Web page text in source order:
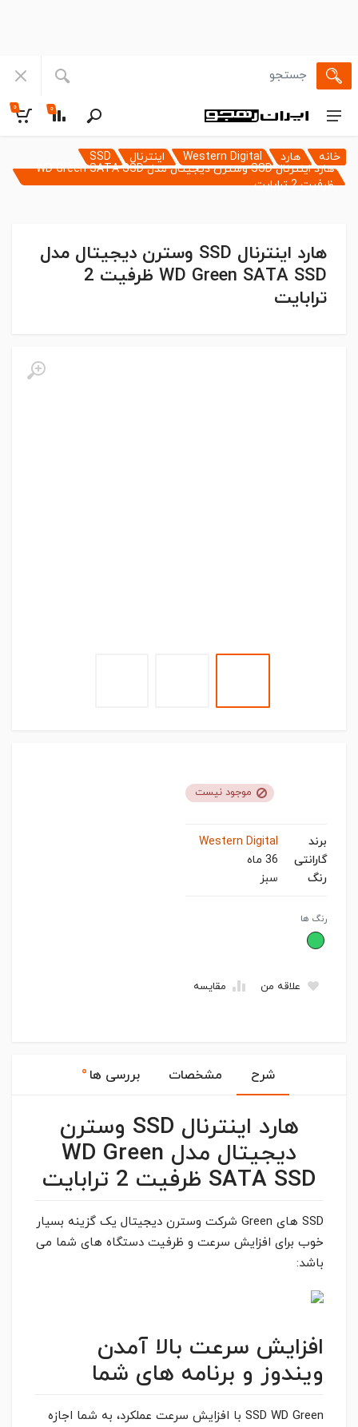
۰ ۰
خانه هارد Western Digital اینترنال SSD
هارد اینترنال SSD وسترن دیجیتال مدل WD Green SATA SSD
ظرفیت 2 ترابایت
هارد اینترنال SSD وسترن دیجیتال مدل
WD Green SATA SSD ظرفیت 2
ترابایت
موجود نیست
برند
Western Digital
گارانتی
36 ماه
رنگ
سبز
رنگ ها
علاقه من مقایسه
شرح مشخصات بررسی ها ۰
هارد اینترنال SSD وسترن
دیجیتال مدل WD Green
SATA SSD ظرفیت 2 ترابایت
SSD های Green شرکت وسترن دیجیتال یک گزینه بسیار
خوب برای افزایش سرعت و ظرفیت دستگاه های شما می
باشد:
افزایش سرعت بالا آمدن
ویندوز و برنامه های شما
SSD WD Green با افزایش سرعت عملکرد، به شما اجازه